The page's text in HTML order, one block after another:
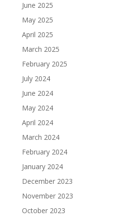
June 2025
May 2025
April 2025
March 2025
February 2025
July 2024
June 2024
May 2024
April 2024
March 2024
February 2024
January 2024
December 2023
November 2023
October 2023